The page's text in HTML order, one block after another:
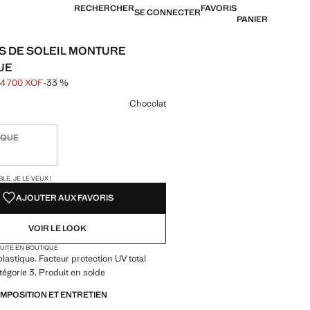
RECHERCHERSE CONNECTERFAVORIS
PANIER
DE SOLEIL MONTURE
[22 000 XOF ]
700 XOF ]
700 XOF-33 %
couleur
Chocolat
Je le veux !
!
JE LE VEUX !
AJOUTER AUX FAVORIS
VOIR LE LOOK
EN BOUTIQUE
Facteur protection UV total
3. Produit en solde
ET ENTRETIEN